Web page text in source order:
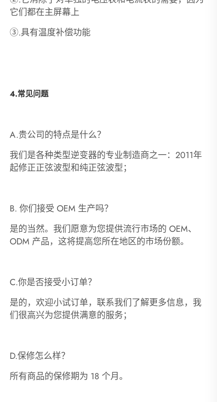
它们都在主屏幕上
③.具有温度补偿功能
4.常见问题
A.贵公司的特点是什么？
我们是各种类型逆变器的专业制造商之一：2011年
起修正正弦波型和纯正弦波型；
B. 你们接受 OEM 生产吗？
是的当然。我们愿意为您提供流行市场的 OEM、
ODM 产品，这将提高您所在地区的市场份额。
C.你是否接受小订单？
是的，欢迎小试订单，联系我们了解更多信息，我
们很高兴为您提供满意的服务；
D.保修怎么样？
所有商品的保修期为 18 个月。